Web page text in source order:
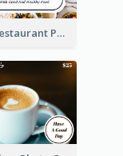
Fusion Restaurant Photo Food Discount Gift Card